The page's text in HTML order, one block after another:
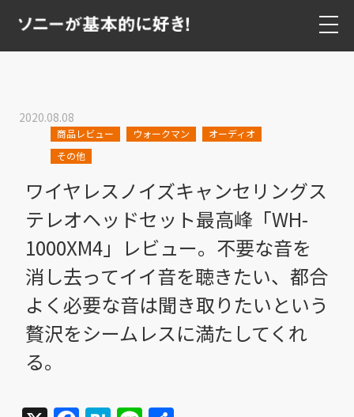
2020.08.08
商品レビュー ウォークマン
オーディオ
その他
ワイヤレスノイズキャンセリングス
テレオヘッドセット最高峰「WH-
1000XM4」レビュー。不要な音を
消し去ってイイ音を聴きたい、都合
よく必要な音は聞き取りたいという
贅沢をシームレスに満たしてくれ
る。